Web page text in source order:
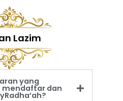
Lazim
yang
mendaftar dan